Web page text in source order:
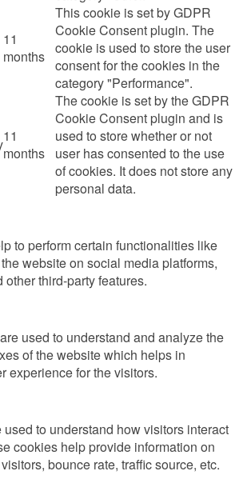
11
months
This cookie is set by GDPR
Cookie Consent plugin. The
cookie is used to store the user
consent for the cookies in the
category "Performance".
11
months
The cookie is set by the GDPR
Cookie Consent plugin and is
used to store whether or not
user has consented to the use
of cookies. It does not store any
personal data.
to perform certain functionalities like
website on social media platforms,
third-party features.
used to understand and analyze the
of the website which helps in
experience for the visitors.
to understand how visitors interact
cookies help provide information on
bounce rate, traffic source, etc.